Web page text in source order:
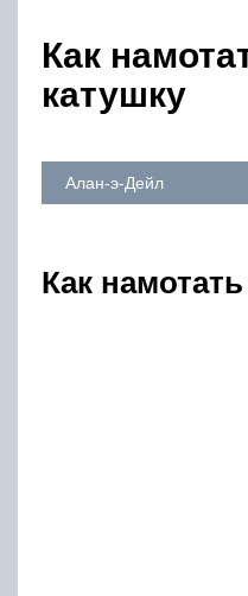
Как
катушку
Алан-э-Дейл
Как